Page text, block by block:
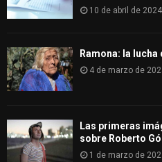
10 de abril de 2024
Ramona: la
4 de marzo de
Las primeras
sobre Roberto
1 de marzo de